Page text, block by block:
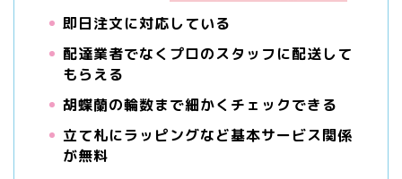
即日注文に対応している
配達業者でなくプロのスタッフに配送して
もらえる
胡蝶蘭の輪数まで細かくチェックできる
立て札にラッピングなど基本サービス関係
が無料